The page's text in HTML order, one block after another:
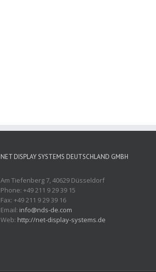
NET DISPLAY SYSTEMS DEUTSCHLAND GMBH
Am Tiefenberg 7, 40629 Düsseldorf
Phone: +49 211 9 29 39 15
Fax: +49 211 9 29 39 16
Email: info@nds-de.com
Web: http://net-display-systems.de